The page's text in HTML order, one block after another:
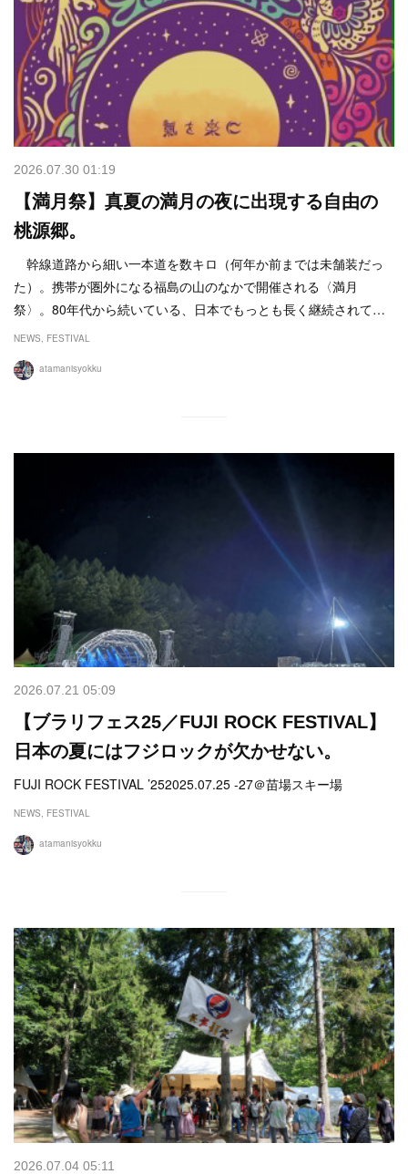
2026.07.30 01:19
【満月祭】真夏の満月の夜に出現する自由の
桃源郷。
幹線道路から細い一本道を数キロ（何年か前までは未舗装だっ
た）。携帯が圏外になる福島の山のなかで開催される〈満月
祭〉。80年代から続いている、日本でもっとも長く継続されて…
NEWS FESTIVAL
atamanisyokku
2026.07.21 05:09
【ブラリフェス25／FUJI ROCK FESTIVAL】
日本の夏にはフジロックが欠かせない。
FUJI ROCK FESTIVAL ’252025.07.25 -27＠苗場スキー場
NEWS FESTIVAL
atamanisyokku
2026.07.04 05:11